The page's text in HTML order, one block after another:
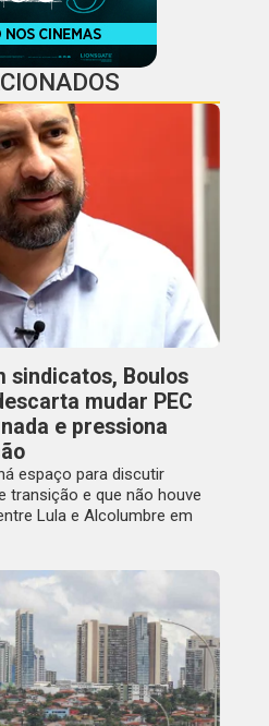
sindicatos, Boulos
mudar PEC
e pressiona
espaço para discutir
transição e que não houve
Lula e Alcolumbre em